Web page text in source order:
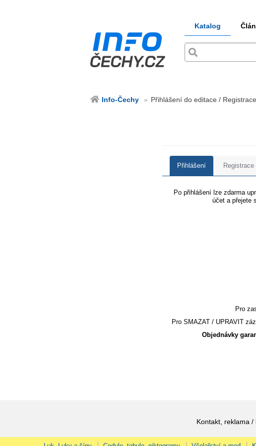
Katalog
Info-Čechy Přihlášení do editace /
Přihlášení Registrace
Po přihlášení lze zdarma
účet a přejete
Pro
Pro SMAZAT / UPRAVIT
Objednávky
Kontakt, reklama /